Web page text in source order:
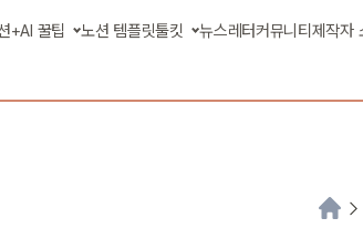
+AI 꿀팁 노션 템플릿툴킷 뉴스레터커뮤니티 제작자